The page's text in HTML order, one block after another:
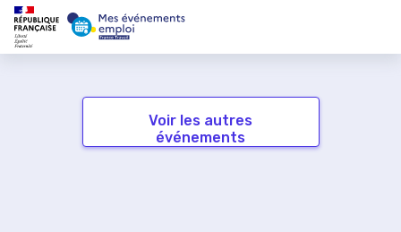
Voir les autres
événements